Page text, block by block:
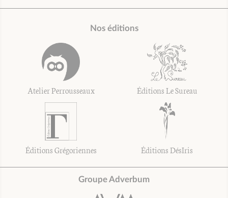
Nos éditions
Atelier Perrousseaux Éditions Le Sureau
Éditions Grégoriennes Éditions DésIris
Groupe Adverbum